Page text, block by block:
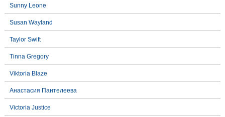
Sunny Leone
Susan Wayland
Taylor Swift
Tinna Gregory
Viktoria Blaze
Анастасия Пантелеева
Victoria Justice